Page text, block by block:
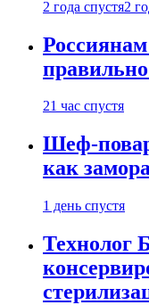
2 года спустя2
21 час спустя
Шеф-
как
1 день спустя
Технолог